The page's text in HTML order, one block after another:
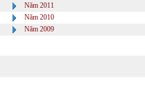
Năm 2011
Năm 2010
Năm 2009